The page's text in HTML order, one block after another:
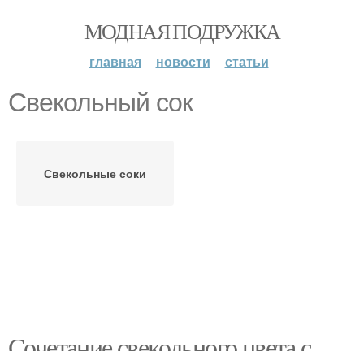
МОДНАЯ ПОДРУЖКА
главная новости статьи
Свекольный сок
Свекольные соки